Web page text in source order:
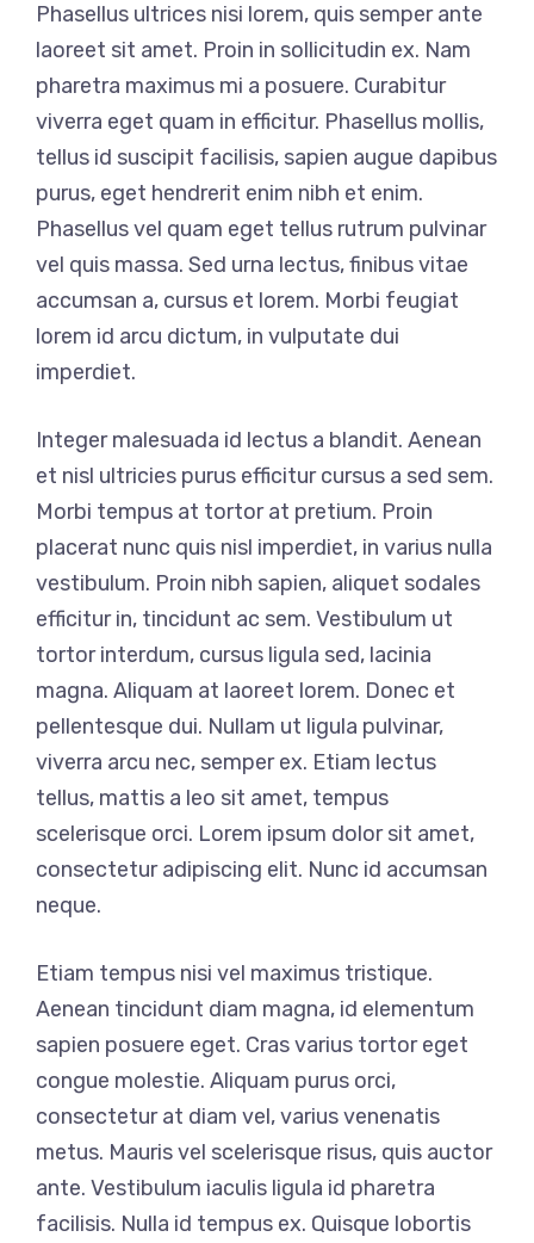
Phasellus ultrices nisi lorem, quis semper ante
laoreet sit amet. Proin in sollicitudin ex. Nam
pharetra maximus mi a posuere. Curabitur
viverra eget quam in efficitur. Phasellus mollis,
tellus id suscipit facilisis, sapien augue dapibus
purus, eget hendrerit enim nibh et enim.
Phasellus vel quam eget tellus rutrum pulvinar
vel quis massa. Sed urna lectus, finibus vitae
accumsan a, cursus et lorem. Morbi feugiat
lorem id arcu dictum, in vulputate dui
imperdiet.
Integer malesuada id lectus a blandit. Aenean
et nisl ultricies purus efficitur cursus a sed sem.
Morbi tempus at tortor at pretium. Proin
placerat nunc quis nisl imperdiet, in varius nulla
vestibulum. Proin nibh sapien, aliquet sodales
efficitur in, tincidunt ac sem. Vestibulum ut
tortor interdum, cursus ligula sed, lacinia
magna. Aliquam at laoreet lorem. Donec et
pellentesque dui. Nullam ut ligula pulvinar,
viverra arcu nec, semper ex. Etiam lectus
tellus, mattis a leo sit amet, tempus
scelerisque orci. Lorem ipsum dolor sit amet,
consectetur adipiscing elit. Nunc id accumsan
neque.
Etiam tempus nisi vel maximus tristique.
Aenean tincidunt diam magna, id elementum
sapien posuere eget. Cras varius tortor eget
congue molestie. Aliquam purus orci,
consectetur at diam vel, varius venenatis
metus. Mauris vel scelerisque risus, quis auctor
ante. Vestibulum iaculis ligula id pharetra
facilisis. Nulla id tempus ex. Quisque lobortis